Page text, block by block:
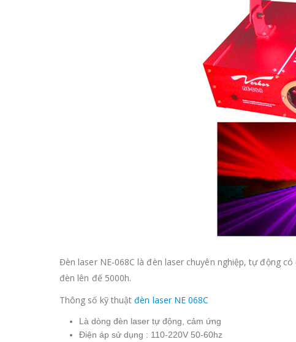
Đèn laser NE-068C là đèn laser chuyên nghiệp, tự động
đèn lên đế 5000h.
Thông số kỹ thuậtđèn laser NE 068C
Là dòng đèn laser tự động, cảm ứng
Điện áp sử dụng : 110-220V 50-60hz